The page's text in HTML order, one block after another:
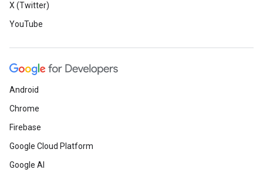
X (Twitter)
YouTube
Android
Chrome
Firebase
Google Cloud Platform
Google AI